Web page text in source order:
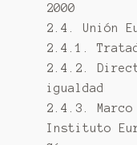
2000
2.4. Unión
2.4.1.
2.4.2.
igualdad
2.4.3.
Instituto